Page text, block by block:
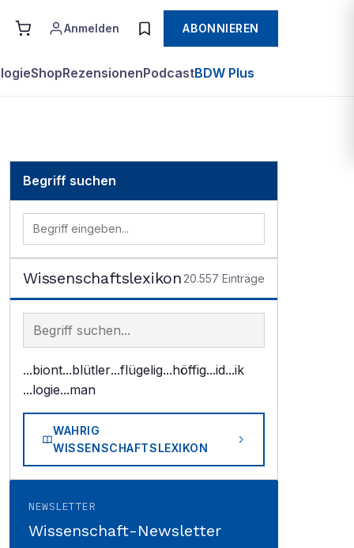
Anmelden ABONNIEREN
ShopRezensionenPodcastBDW Plus
Begriff suchen
Wissenschaftslexikon 20.557 Einträge
Begriff im Lexikon suchen
...biont...blütler...flügelig...höffig...id...ik
...logie...man
WAHRIG
WISSENSCHAFTSLEXIKON
NEWSLETTER
Wissenschaft-Newsletter